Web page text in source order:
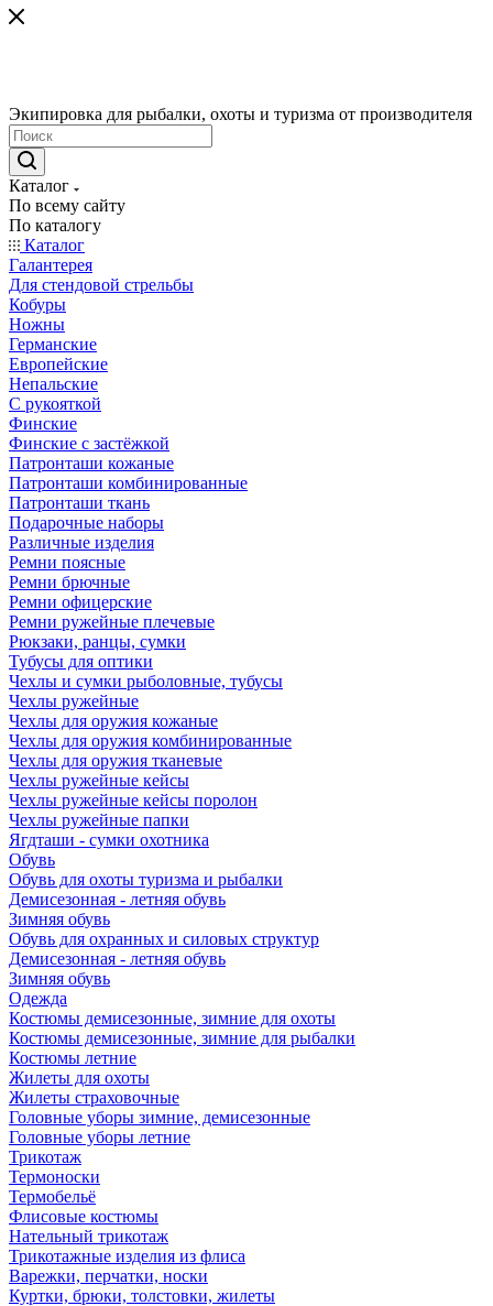
Экипировка для рыбалки, охоты и туризма от производителя
Каталог
По всему сайту
По каталогу
Каталог
Галантерея
Для стендовой стрельбы
Кобуры
Ножны
Германские
Европейские
Непальские
С рукояткой
Финские
Финские с застёжкой
Патронташи кожаные
Патронташи комбинированные
Патронташи ткань
Подарочные наборы
Различные изделия
Ремни поясные
Ремни брючные
Ремни офицерские
Ремни ружейные плечевые
Рюкзаки, ранцы, сумки
Тубусы для оптики
Чехлы и сумки рыболовные, тубусы
Чехлы ружейные
Чехлы для оружия кожаные
Чехлы для оружия комбинированные
Чехлы для оружия тканевые
Чехлы ружейные кейсы
Чехлы ружейные кейсы поролон
Чехлы ружейные папки
Ягдташи - сумки охотника
Обувь
Обувь для охоты туризма и рыбалки
Демисезонная - летняя обувь
Зимняя обувь
Обувь для охранных и силовых структур
Демисезонная - летняя обувь
Зимняя обувь
Одежда
Костюмы демисезонные, зимние для охоты
Костюмы демисезонные, зимние для рыбалки
Костюмы летние
Жилеты для охоты
Жилеты страховочные
Головные уборы зимние, демисезонные
Головные уборы летние
Трикотаж
Термоноски
Термобельё
Флисовые костюмы
Нательный трикотаж
Трикотажные изделия из флиса
Варежки, перчатки, носки
Куртки, брюки, толстовки, жилеты